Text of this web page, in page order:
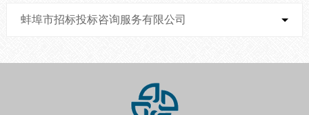
蚌埠市招标投标咨询服务有限公司